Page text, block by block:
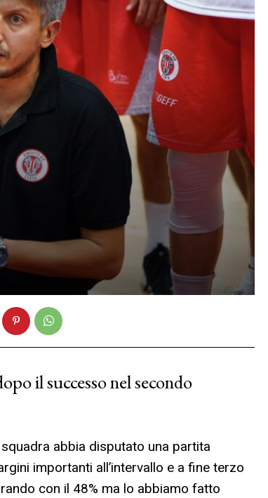
il successo nel secondo
abbia disputato una partita
importanti all’intervallo e a fine terzo
con il 48% ma lo abbiamo fatto